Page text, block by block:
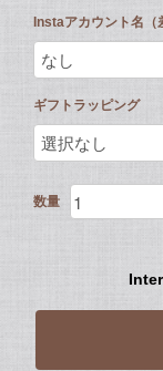
Instaアカウント名（
ギフトラッピング
数量